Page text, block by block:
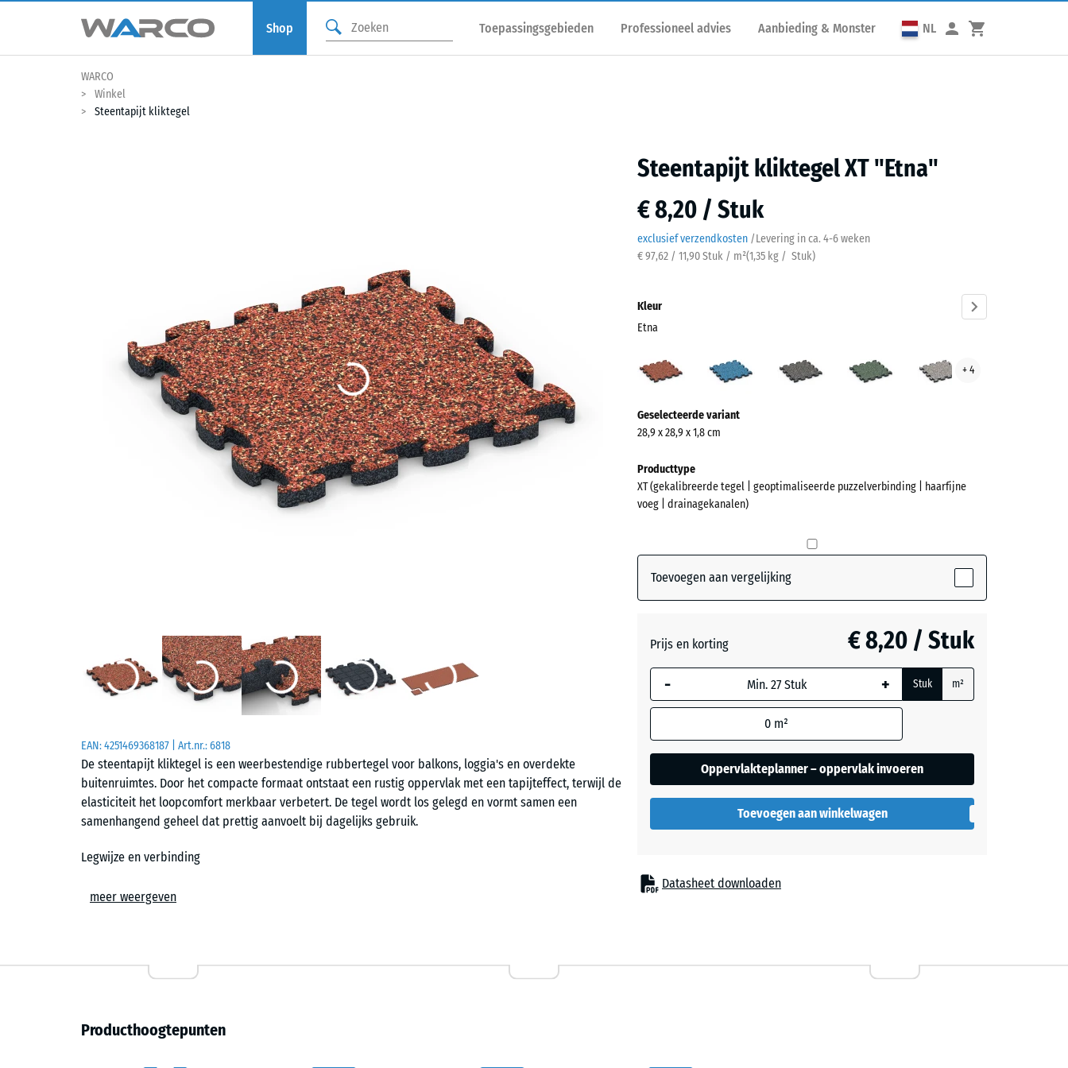
Shop Toepassingsgebieden Professioneel advies Aanbieding & Monster NL
WARCO
Winkel
Steentapijt kliktegel
Steentapijt kliktegel XT "Etna"
€ 8,20 / Stuk
exclusief verzendkosten /Levering in ca. 4-6 weken
€ 97,62 / 11,90 Stuk / m²(1,35 kg / Stuk)
EAN:4251469368187 | Art.nr.:6818
De steentapijt kliktegel is een weerbestendige rubbertegel voor balkons, loggia's en overdekte
buitenruimtes. Door het compacte formaat ontstaat een rustig oppervlak met een tapijteffect, terwijl de
elasticiteit het loopcomfort merkbaar verbetert. De tegel wordt los gelegd en vormt samen een
samenhangend geheel dat prettig aanvoelt bij dagelijks gebruik.
Legwijze en verbinding
De tegels worden zwevend geplaatst op een vlakke, draagkrachtige ondergrond. De gekalibreerde
De licht gestructureerde bovenzijde biedt grip bij droog en vochtig weer en voelt aangenaam aan, ook
bij blootvoets lopen. Het elastische gedrag vermindert contacthardheid en draagt bij aan een rustig
meer weergeven
Kleur
Etna
(active)
graniet
gazon
graniet
+ 4
informatie
over
kleuren?
Kleurenpalet
(active)
graniet
Engels
Grijs
Geselecteerde variant
28,9 x 28,9 x 1,8 cm
Producttype
XT (gekalibreerde tegel | geoptimaliseerde puzzelverbinding | haarfijne
voeg | drainagekanalen)
Toevoegen aan vergelijking
Prijs en korting € 8,20 / Stuk
- + Stuk m²
0 m²
Oppervlakteplanner – oppervlak invoeren
Toevoegen aan winkelwagen
Datasheet downloaden
Producthoogtepunten